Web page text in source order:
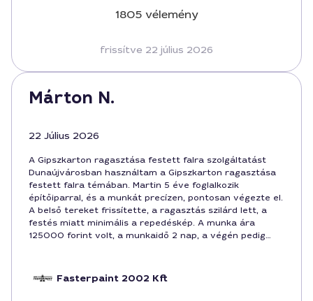
1805 vélemény
frissítve 22 július 2026
Márton N.
22 Július 2026
A Gipszkarton ragasztása festett falra szolgáltatást
Dunaújvárosban használtam a Gipszkarton ragasztása
festett falra témában. Martin 5 éve foglalkozik
építőiparral, és a munkát precízen, pontosan végezte el.
A belső tereket frissítette, a ragasztás szilárd lett, a
festés miatt minimális a repedéskép. A munka ára
125000 forint volt, a munkaidő 2 nap, a végén pedig
Fasterpaint 2002 Kft